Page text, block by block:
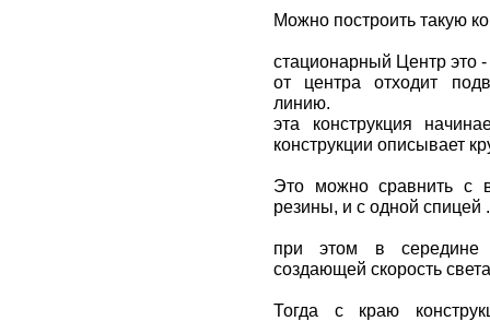
Можно построить такую
стационарный Центр это
от центра отходит
линию.
эта конструкция
конструкции описывает
Это можно сравнить с
резины, и с одной спицей .
при этом в середине
создающей скорость
Тогда с краю